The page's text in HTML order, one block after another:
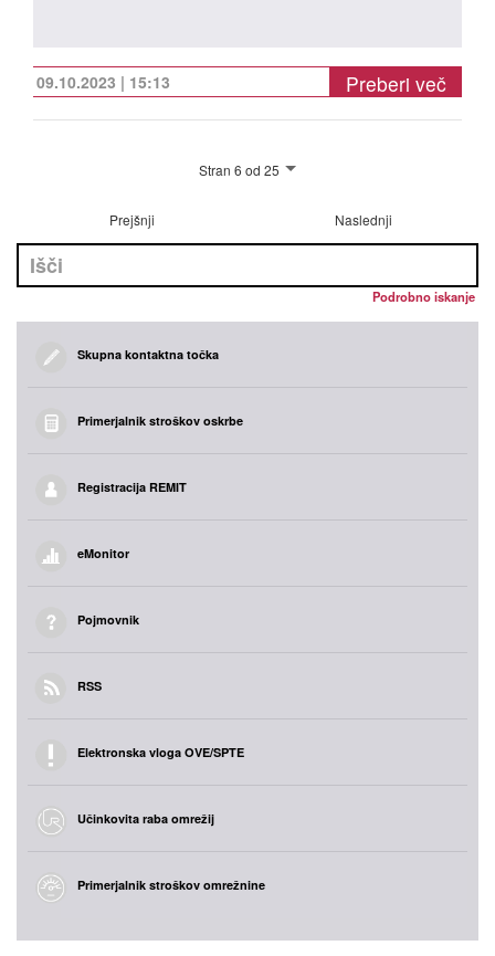
09.10.2023 | 15:13 Preberi več
Stran 6 od 25
Prejšnji Naslednji
Podrobno iskanje
Skupna kontaktna točka
Primerjalnik stroškov oskrbe
Registracija REMIT
eMonitor
Pojmovnik
RSS
Elektronska vloga OVE/SPTE
Učinkovita raba omrežij
Primerjalnik stroškov omrežnine